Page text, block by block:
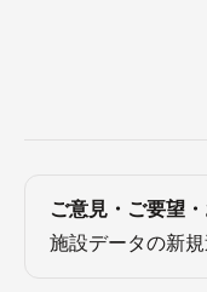
ご意見・ご要望
施設データの新